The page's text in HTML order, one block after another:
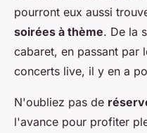
pourront eux aussi
soirées à thème. De la
cabaret, en passant par
concerts live, il y en a
N'oubliez pas de
l'avance pour profiter